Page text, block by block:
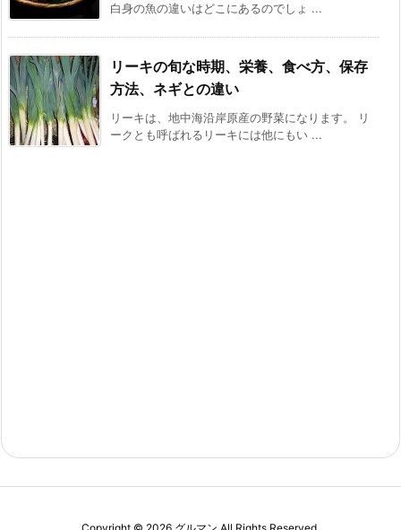
白身の魚の違いはどこにあるのでしょ ...
リーキの旬な時期、栄養、食べ方、保存
方法、ネギとの違い
リーキは、地中海沿岸原産の野菜になります。 リ
ークとも呼ばれるリーキには他にもい ...